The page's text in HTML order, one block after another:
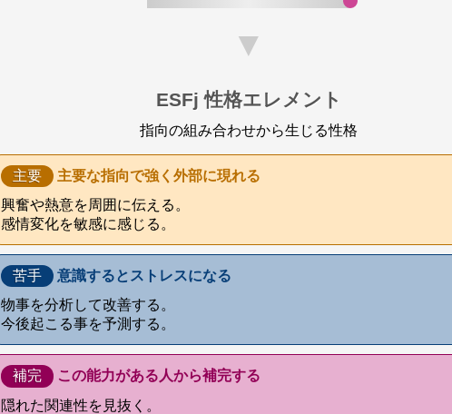
▼
ESFj 性格エレメント
指向の組み合わせから生じる性格
主要
主要な指向で強く外部に現れる
興奮や熱意を周囲に伝える。
感情変化を敏感に感じる。
苦手
意識するとストレスになる
物事を分析して改善する。
今後起こる事を予測する。
補完
この能力がある人から補完する
隠れた関連性を見抜く。